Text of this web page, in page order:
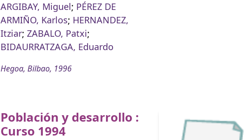
ARGIBAY, Miguel; PÉREZ DE
ARMIÑO, Karlos; HERNANDEZ,
Itziar; ZABALO, Patxi;
BIDAURRATZAGA, Eduardo
Hegoa, Bilbao, 1996
Población y desarrollo :
Curso 1994